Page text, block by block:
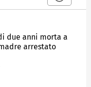
due anni morta a
arrestato